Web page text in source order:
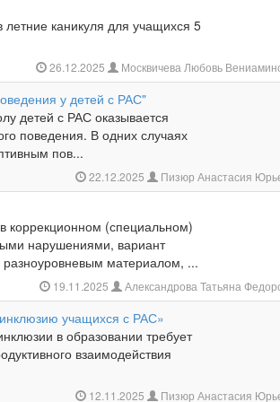
летние каникуля для учащихся 5
26.12.2025 Москвичева Любовь
у детей с РАС"
детей с РАС оказывается
поведения. В одних случаях
пов...
22.12.2025 Пизюр Анастасия
коррекционном (специальном)
нарушениями, вариант
материалом, ...
19.11.2025 Александрова Татьяна
учащихся с РАС»
в образовании требует
взаимодействия
12.11.2025 Пизюр Анастасия